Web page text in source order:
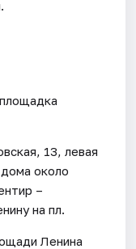
13, левая
около
–
на пл.
Ленина